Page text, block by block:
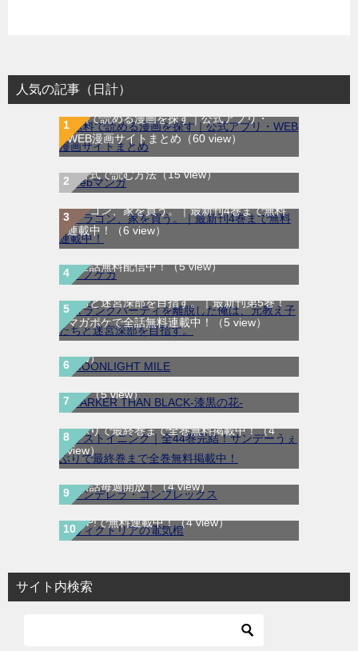
人気の記事（日計）
無料で読める漫画を探す｜公式アプリ・
WEB漫画サイトまとめ （60 view）
WEB漫画サイト一覧｜ブラウザで無料漫画
を公式で読む方法（15 view）
ドラゴン、家を買う。｜最新刊4巻まで無料
連載中！
（6 view）
テノゲカ｜最新刊第2巻！サンデーうぇぶり
で全話無料配信中！（5 view）
Ａランクパーティを離脱した俺は、元教え子
たちと迷宮深部を目指す。｜最新刊第5巻！
マガポケで全話無料連載中！
（5 view）
MOONLIGHT MILE｜最新刊第23巻！マンガ
ワンで最新刊まで全巻無料配信中！（5
view）
DARKER THAN BLACK-漆黒の花-｜全4巻完
結！マンガUP!で最終巻まで全巻無料配信
中！（5 view）
ラストイニング｜全44巻完結！サンデーう
ぇぶりで最終巻まで全巻無料掲載中！（4
view）
シンデレラ・コンプレックス｜マンガMeeで
無料話毎週開放！（4 view）
ヴィクトリアの電気棺｜最新刊第2巻！マン
ガUP!で無料連載中！（4 view）
サイト内検索